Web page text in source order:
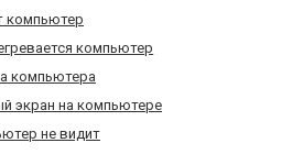
компьютер
компьютер
компьютера
экран на компьютере
не видит